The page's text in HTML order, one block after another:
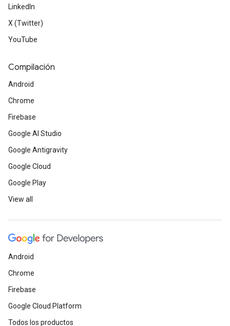
LinkedIn
X (Twitter)
YouTube
Compilación
Android
Chrome
Firebase
Google AI Studio
Google Antigravity
Google Cloud
Google Play
View all
Android
Chrome
Firebase
Google Cloud Platform
Todos los productos